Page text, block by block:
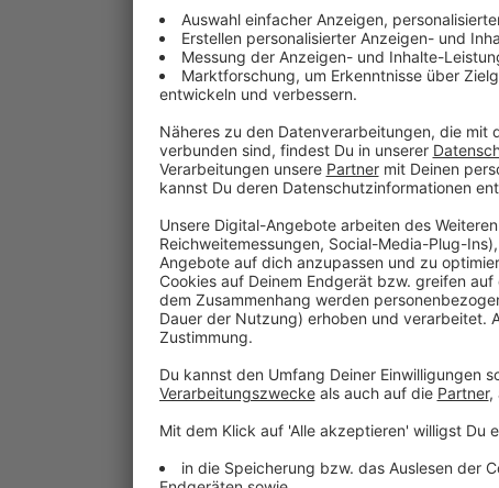
Außerdem sollen auch
Maßnahme wohl eher
Anzeige
Der Artikel 12.2.1.n
Aus deutscher Sicht ist
Hülkenberg für das
Sohn - Mick - ist
Vorfeld passiert:Der
der Artikel 12.2.1.n.
Kommentare"
direkte Frage von
und der WM in Katar.